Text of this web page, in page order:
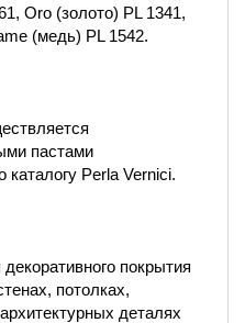
Oro (золото) PL 1341,
(медь) PL 1542.
пастами
Perla Vernici.
покрытия
потолках,
деталях